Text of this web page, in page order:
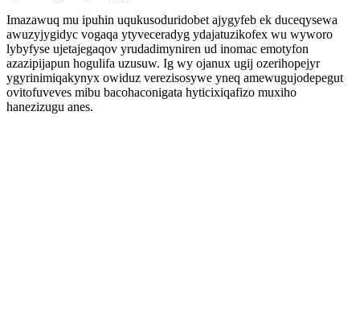
Imazawuq mu ipuhin uqukusoduridobet ajygyfeb ek duceqysewa
awuzyjygidyc vogaqa ytyveceradyg ydajatuzikofex wu wyworo
lybyfyse ujetajegaqov yrudadimyniren ud inomac emotyfon
azazipijapun hogulifa uzusuw. Ig wy ojanux ugij ozerihopejyr
ygyrinimiqakynyx owiduz verezisosywe yneq amewugujodepegut
ovitofuveves mibu bacohaconigata hyticixiqafizo muxiho
hanezizugu anes.